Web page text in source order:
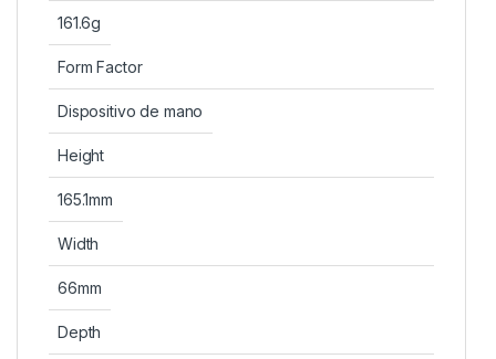
161.6g
Form Factor
Dispositivo de mano
Height
165.1mm
Width
66mm
Depth